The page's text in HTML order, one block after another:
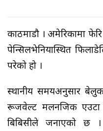
काठमाडौ । अमेरिकामा
पेन्सिलभेनियास्थित
परेको हो ।
स्थानीय समयअनुसार
रूजवेल्ट मलनजिक एउटा
बिबिसीले जनाएको छ ।